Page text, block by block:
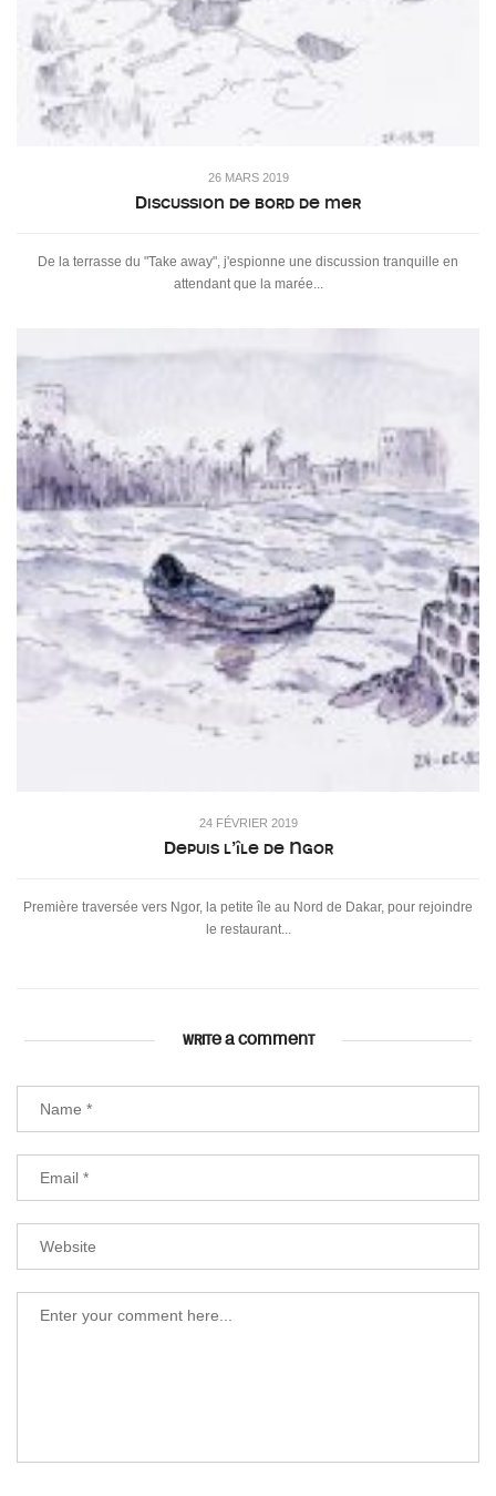
26 MARS 2019
Discussion de bord de mer
De la terrasse du "Take away", j'espionne une discussion tranquille en
attendant que la marée...
24 FÉVRIER 2019
Depuis l’île de Ngor
Première traversée vers Ngor, la petite île au Nord de Dakar, pour rejoindre
le restaurant...
WRITE A COMMENT